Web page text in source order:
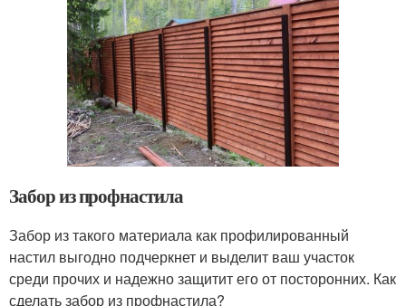
Забор из профнастила
Забор из такого материала как профилированный
настил выгодно подчеркнет и выделит ваш участок
среди прочих и надежно защитит его от посторонних. Как
сделать забор из профнастила?